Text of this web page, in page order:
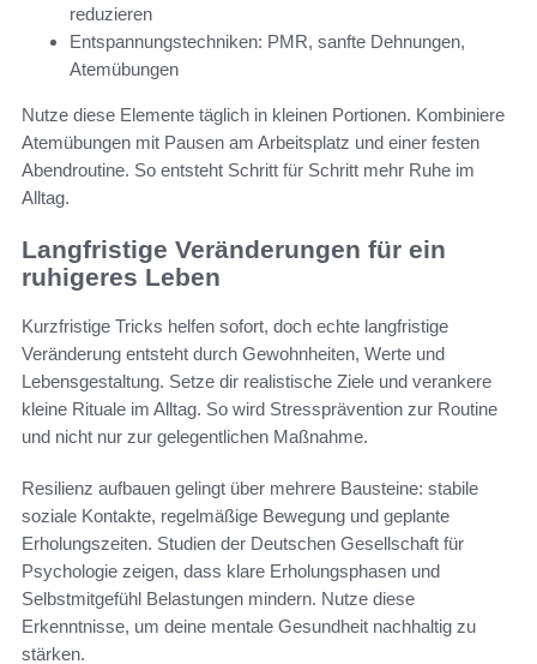
reduzieren
Entspannungstechniken: PMR, sanfte Dehnungen,
Atemübungen
Nutze diese Elemente täglich in kleinen Portionen. Kombiniere
Atemübungen mit Pausen am Arbeitsplatz und einer festen
Abendroutine. So entsteht Schritt für Schritt mehr Ruhe im
Alltag.
Langfristige Veränderungen für ein
ruhigeres Leben
Kurzfristige Tricks helfen sofort, doch echte langfristige
Veränderung entsteht durch Gewohnheiten, Werte und
Lebensgestaltung. Setze dir realistische Ziele und verankere
kleine Rituale im Alltag. So wird Stressprävention zur Routine
und nicht nur zur gelegentlichen Maßnahme.
Resilienz aufbauen gelingt über mehrere Bausteine: stabile
soziale Kontakte, regelmäßige Bewegung und geplante
Erholungszeiten. Studien der Deutschen Gesellschaft für
Psychologie zeigen, dass klare Erholungsphasen und
Selbstmitgefühl Belastungen mindern. Nutze diese
Erkenntnisse, um deine mentale Gesundheit nachhaltig zu
stärken.